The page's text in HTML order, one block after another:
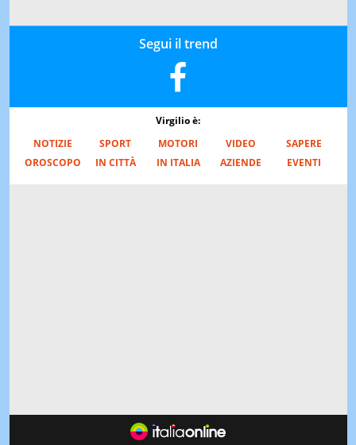
Segui il trend
Virgilio è:
NOTIZIE
SPORT MOTORI VIDEO
SAPERE
OROSCOPO
IN CITTÀ IN ITALIA AZIENDE EVENTI